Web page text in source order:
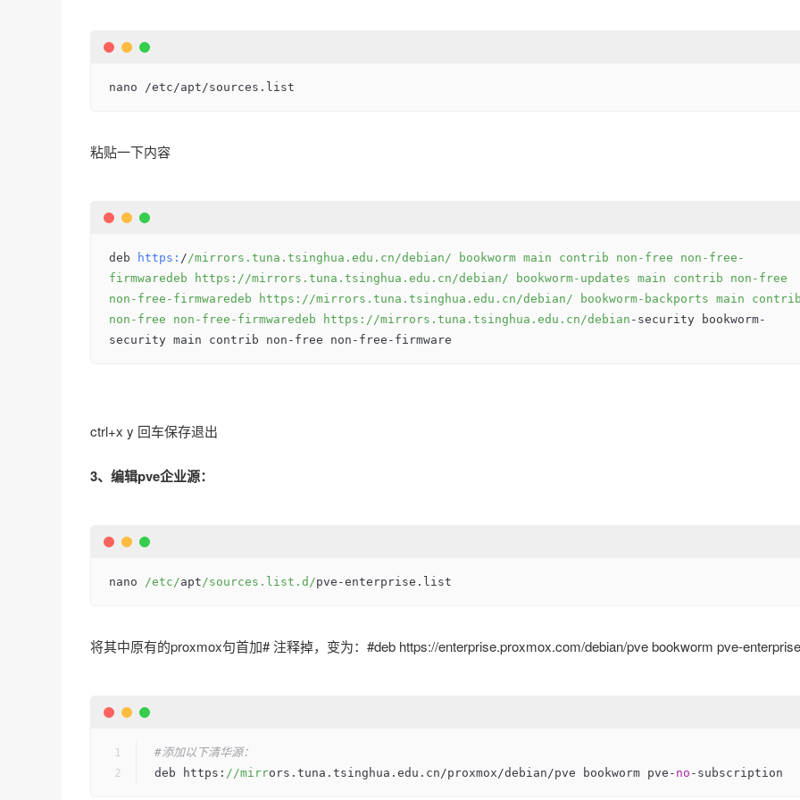
nano /etc/apt/sources.list
粘贴一下内容
deb https: / /mirrors.tuna.tsinghua.edu.cn/debian / bookworm main contrib non-free non-free-
firmwaredeb https:/ /mirrors.tuna.tsinghua.edu.cn/debian / bookworm-updates main contrib non-free
non-free-firmwaredeb https:/ /mirrors.tuna.tsinghua.edu.cn/debian / bookworm-backports main contrib
non-free non-free-firmwaredeb https:/ /mirrors.tuna.tsinghua.edu.cn/debian -security bookworm-
security main contrib non-free non-free-firmware
ctrl+x y 回车保存退出
3、编辑pve企业源：
nano /etc/apt /sources.list.d/pve -enterprise.list
将其中原有的proxmox句首加# 注释掉，变为：#deb https://enterprise.proxmox.com/debian/pve bookworm pve-enterprise
#添加以下清华源：
deb https: //mirrors.tuna.tsinghua.edu.cn/proxmox/debian/pve bookworm pve- no -subscription